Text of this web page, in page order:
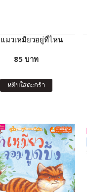
แมวเหมียวอยู่ที่ไหน
85 บาท
หยิบใส่ตะกร้า